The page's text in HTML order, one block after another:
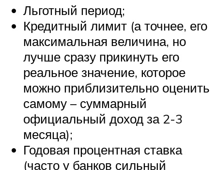
Льготный период;
Кредитный лимит (а точнее, его
максимальная величина, но
лучше сразу прикинуть его
реальное значение, которое
можно приблизительно оценить
самому – суммарный
официальный доход за 2-3
месяца);
Годовая процентная ставка
(часто у банков сильный